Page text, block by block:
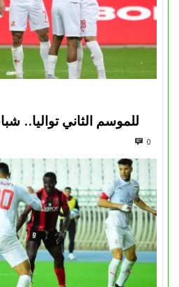
للموسم الثاني تواليا..
0